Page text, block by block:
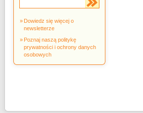
Dowiedz się więcej o
newsletterze
Poznaj naszą politykę
prywatności i ochrony danych
osobowych